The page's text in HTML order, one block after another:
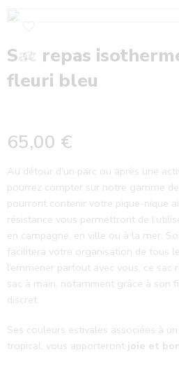
Sac repas
fleuri bleu
65,00 €
Au détour d’un parc ou après une
pourrez compter sur notre gamme
pourront contenir votre pique-nique
résistance vous permettront de
en campagne, en ville ou à la mer.
facilitera votre organisation de tous
l’emmener partout avec vous, ce
sac à main, notamment grâce à son
discret.
Ses couleurs estivales associées à
tropical, vous apporteront joie et